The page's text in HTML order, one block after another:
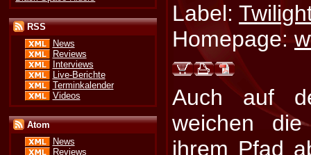
RSS
News
Reviews
Interviews
Live-Berichte
Terminkalender
Videos
Atom
News
Reviews
Label:
Homepage:
Auch auf
weichen
ihrem Pfad